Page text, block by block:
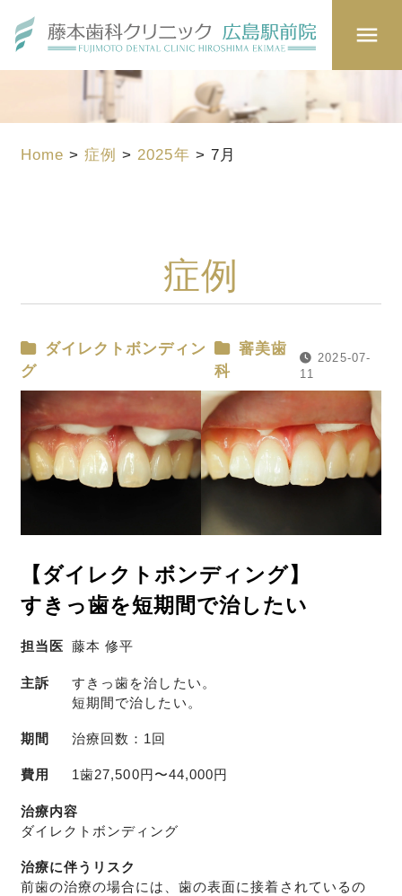
Home >症例 > 2025年 > 7月
症例
ダイレクトボンディン
グ
審美歯
科
2025-07-
11
【ダイレクトボンディング】
すきっ歯を短期間で治したい
担当医 藤本 修平
主訴
すきっ歯を治したい。
短期間で治したい。
期間 治療回数：1回
費用 1歯27,500円〜44,000円
治療内容
ダイレクトボンディング
治療に伴うリスク
前歯の治療の場合には、歯の表面に接着されているの